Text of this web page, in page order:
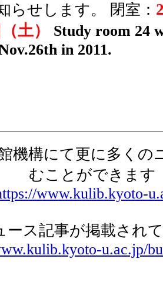
らせします。 閉室：
土）
Study room 24
in 2011.
機構にて更に多くの
むことができます
www.kulib.kyoto-
ース記事が掲載され
u.ac.jp/